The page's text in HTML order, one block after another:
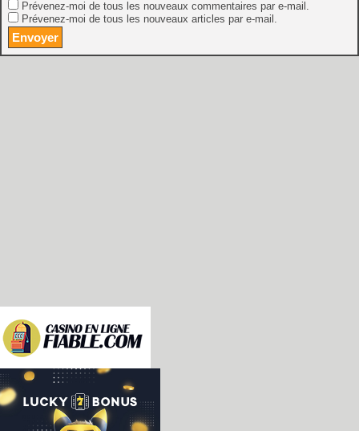
Prévenez-moi de tous les nouveaux commentaires par e-mail.
Prévenez-moi de tous les nouveaux articles par e-mail.